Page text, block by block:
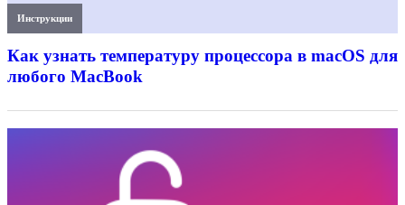
Инструкции
Как узнать температуру процессора в macOS для
любого MacBook